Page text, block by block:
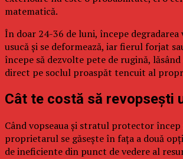
matematică.
În doar 24-36 de luni, începe degradarea
usucă și se deformează, iar fierul forjat
începe să dezvolte pete de rugină,
direct pe soclul proaspăt tencuit al
Cât te costă să revopsești
Când vopseaua și stratul protector încep
proprietarul se găsește în fața a două
de ineficiente din punct de vedere al